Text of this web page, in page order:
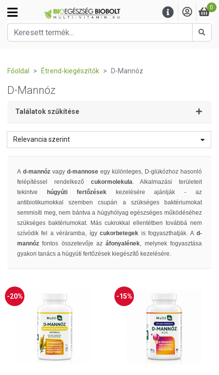
0
Főoldal Étrend-kiegészítők D-Mannóz
D-Mannóz
Találatok szűkítése
Relevancia szerint
A d-mannóz vagy d-mannose egy különleges, D-glükózhoz hasonló
felépítéssel rendelkező cukormolekula. Alkalmazási területeit
tekintve
húgyúti fertőzésekkezelésére ajánlják - az
antibiotikumokkal szemben csupán a szükséges baktériumokat
semmisíti meg, nem bántva a húgyhólyag egészséges működéséhez
szükséges baktériumokat. Más cukrokkal ellentétben továbbá nem
szívódik fel a véráramba, ígycukorbetegek is fogyaszthatják. Ad-
mannóz fontos összetevője azáfonyalének, melynek fogyasztása
gyakori tanács a húgyúti fertőzések kiegészítő kezelésére.
-20% -15%